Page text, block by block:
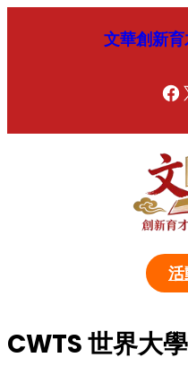
文華創新
Facebook
活
CWTS 世界大